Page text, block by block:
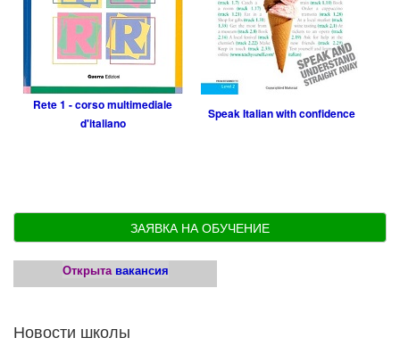
Rete 1 - corso multimediale
d'italiano
Speak Italian with confidence
ЗАЯВКА НА ОБУЧЕНИЕ
Открыта вакансия
Новости школы